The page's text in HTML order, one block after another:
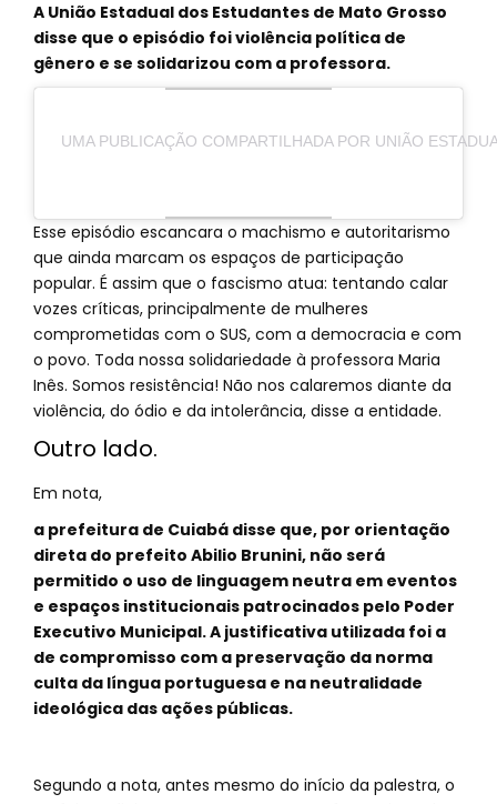
A União Estadual dos Estudantes de Mato Grosso
disse que o episódio foi violência política de
gênero e se solidarizou com a professora.
UMA PUBLICAÇÃO COMPARTILHADA POR UNIÃO
Esse episódio escancara o machismo e autoritarismo
que ainda marcam os espaços de participação
popular. É assim que o fascismo atua: tentando calar
vozes críticas, principalmente de mulheres
comprometidas com o SUS, com a democracia e com
o povo. Toda nossa solidariedade à professora Maria
Inês. Somos resistência! Não nos calaremos diante da
violência, do ódio e da intolerância, disse a entidade.
Outro lado.
Em nota,
a prefeitura de Cuiabá disse que, por orientação
direta do prefeito Abilio Brunini, não será
permitido o uso de linguagem neutra em eventos
e espaços institucionais patrocinados pelo Poder
Executivo Municipal. A justificativa utilizada foi a
de compromisso com a preservação da norma
culta da língua portuguesa e na neutralidade
ideológica das ações públicas.
Segundo a nota, antes mesmo do início da palestra, o